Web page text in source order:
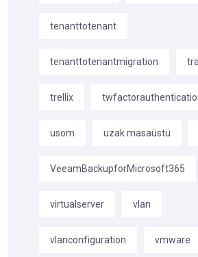
tenanttotenant
tenanttotenantmigration
trellix
usom uzak masaüstü
VeeamBackupforMicrosoft365
virtualserver vlan
vlanconfiguration vmware